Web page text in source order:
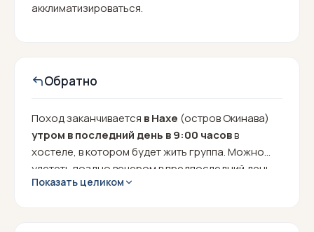
акклиматизироваться.
Обратно
Поход заканчивается в Нахе (остров Окинава)
утром в последний день в 9:00 часовв
хостеле, в котором будет жить группа. Можно
улететь поздно вечером в предпоследний день
или утром в последний день.
Показать целиком